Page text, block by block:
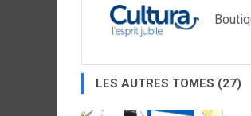
LES AUTRES TOMES (27)